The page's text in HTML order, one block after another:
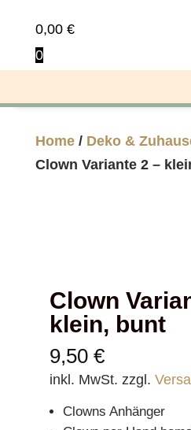
0,00 €
0
Home/ Deko &
Clown Variante 2 –
Clown
klein, bunt
9,50 €
inkl. MwSt. zzgl.
Clowns Anhänger